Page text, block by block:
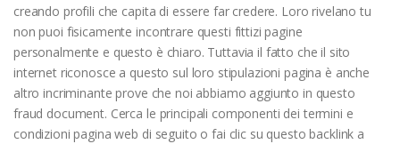
creando profili che capita di essere far credere. Loro rivelano tu
non puoi fisicamente incontrare questi fittizi pagine
personalmente e questo è chiaro. Tuttavia il fatto che il sito
internet riconosce a questo sul loro stipulazioni pagina è anche
altro incriminante prove che noi abbiamo aggiunto in questo
fraud document. Cerca le principali componenti dei termini e
condizioni pagina web di seguito o fai clic su questo backlink a